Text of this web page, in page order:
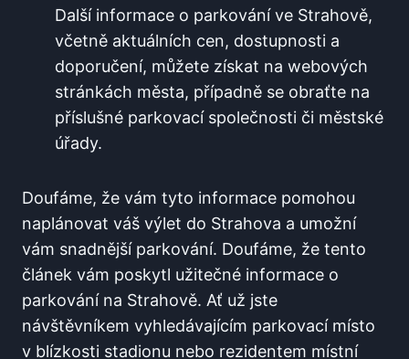
Další informace o parkování‍ ve Strahově,
včetně aktuálních cen, dostupnosti a
doporučení, můžete ⁢získat na webových
stránkách města, případně se obraťte na
příslušné parkovací společnosti či městské
úřady.
Doufáme, ⁣že vám tyto⁤ informace ​pomohou
naplánovat váš výlet do Strahova ‌a umožní
vám ⁢snadnější parkování.‍ Doufáme, že tento
článek vám poskytl ‌užitečné informace o
parkování na Strahově. Ať už jste
návštěvníkem vyhledávajícím parkovací místo
v blízkosti stadionu nebo rezidentem místní‍